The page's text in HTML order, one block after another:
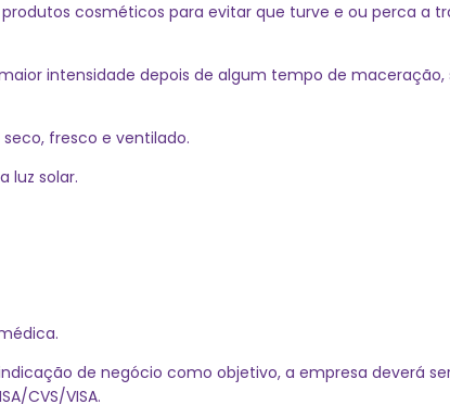
cosméticos para evitar que turve e ou perca a
intensidade depois de algum tempo de
fresco e ventilado.
luz solar.
de negócio como objetivo, a empresa deverá
CVS/VISA.